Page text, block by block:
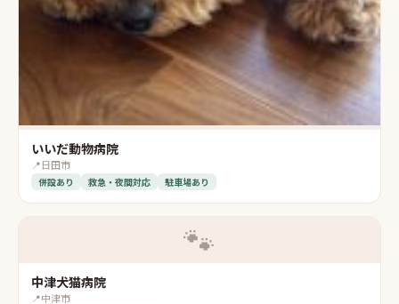
いいだ動物病院
📍日田市
併設あり 救急・夜間対応 駐車場あり
🐾
中津犬猫病院
📍中津市